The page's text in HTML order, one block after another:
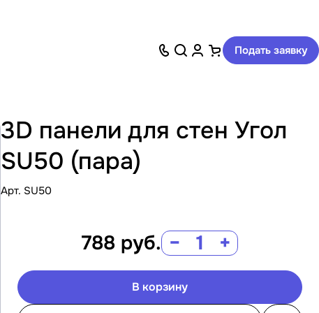
Подать заявку
3D панели для стен Угол
SU50 (пара)
Арт. SU50
788 руб. − +
В корзину